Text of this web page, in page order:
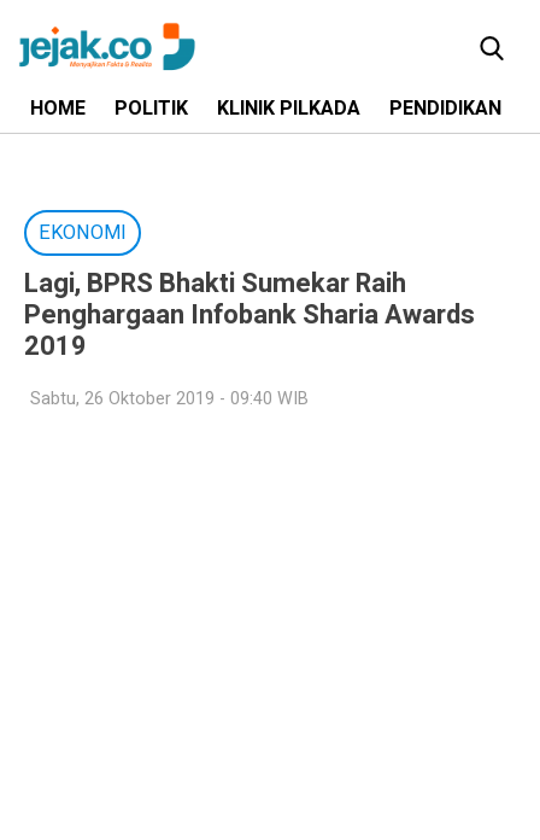
HOME POLITIK KLINIK PILKADA PENDIDIKAN
EKONOMI
Lagi, BPRS Bhakti Sumekar Raih
Penghargaan Infobank Sharia Awards
2019
Sabtu, 26 Oktober 2019 - 09:40 WIB